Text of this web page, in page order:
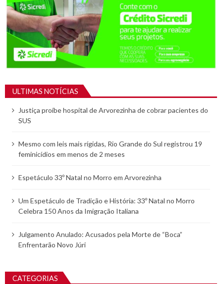
ULTIMAS NOTÍCIAS
Justiça proíbe hospital de Arvorezinha de cobrar pacientes do
SUS
Mesmo com leis mais rígidas, Rio Grande do Sul registrou 19
feminicídios em menos de 2 meses
Espetáculo 33º Natal no Morro em Arvorezinha
Um Espetáculo de Tradição e História: 33º Natal no Morro
Celebra 150 Anos da Imigração Italiana
Julgamento Anulado: Acusados pela Morte de “Boca”
Enfrentarão Novo Júri
CATEGORIAS